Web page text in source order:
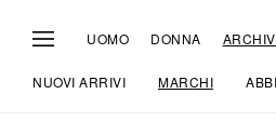
UOMO DONNA
NUOVI ARRIVI MARCHI